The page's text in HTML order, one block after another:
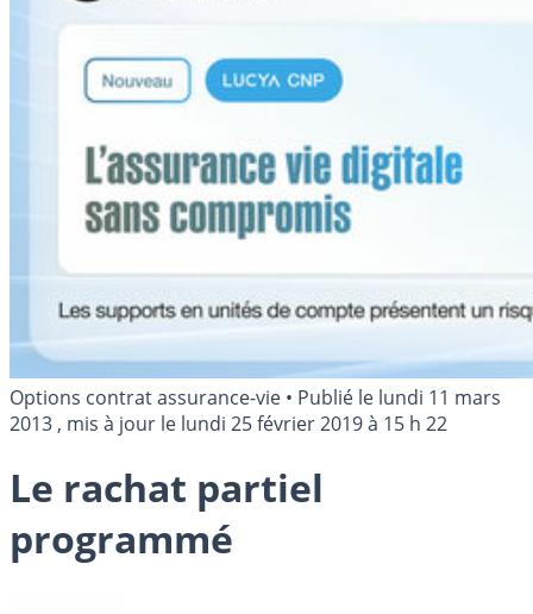
Options contrat assurance-vie • Publié le lundi 11 mars
2013 , mis à jour le lundi 25 février 2019 à 15 h 22
Le rachat partiel
programmé